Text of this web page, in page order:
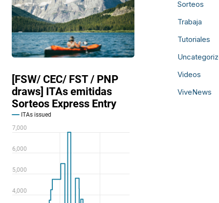
Sorteos
Trabaja
Tutoriales
Videos
ViveNews